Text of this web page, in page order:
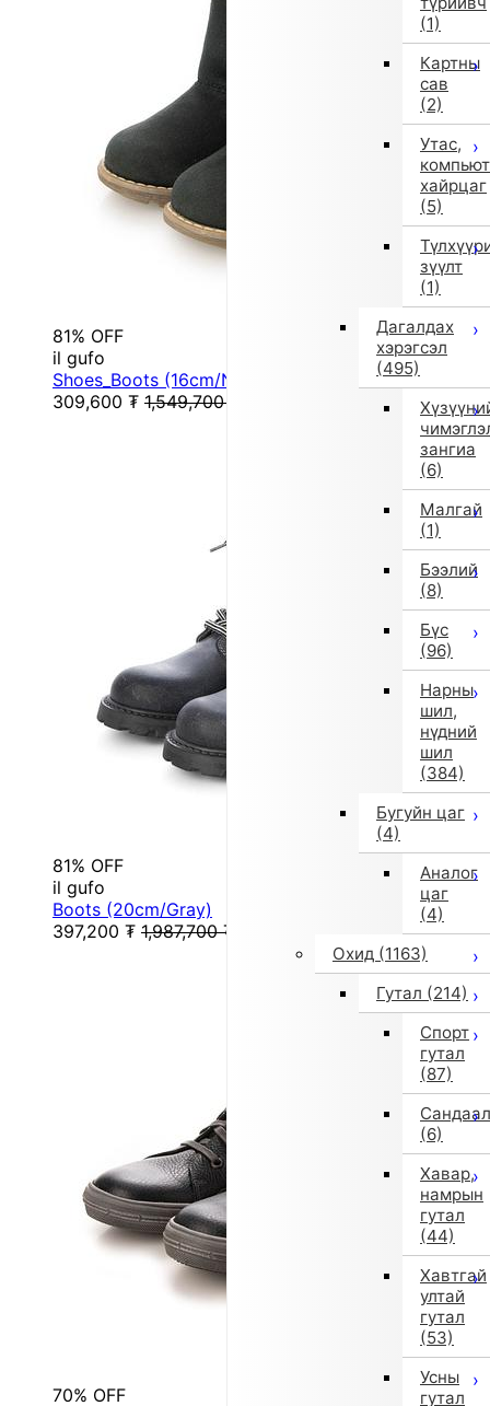
(1)
Картны
сав
(2)
Утас,
хайрцаг
(5)
зүүлт
(1)
Дагалдах
хэрэгсэл
(495)
зангиа
(6)
Малгай
(1)
Бээлий
(8)
Бүс
(96)
Нарны
шил,
нүдний
шил
(384)
Бугуйн цаг
(4)
Аналог
цаг
(4)
Охид (1163)
Гутал (214)
Спорт
гутал
(87)
Сандаал
(6)
Хавар,
намрын
гутал
(44)
Хавтгай
ултай
гутал
(53)
Усны
гутал
81% OFF
il gufo
Shoes_Boots (16cm/Navy)
309,600 ₮ 1,549,700
81% OFF
il gufo
Boots (20cm/Gray)
397,200 ₮ 1,987,700 ₮
70% OFF